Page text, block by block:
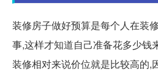
装修房子做好预算是每个人在装
事,这样才知道自己准备花多少钱
装修相对来说价位就是比较高的,